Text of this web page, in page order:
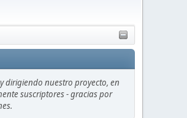
dirigiendo nuestro proyecto, en
suscriptores - gracias por